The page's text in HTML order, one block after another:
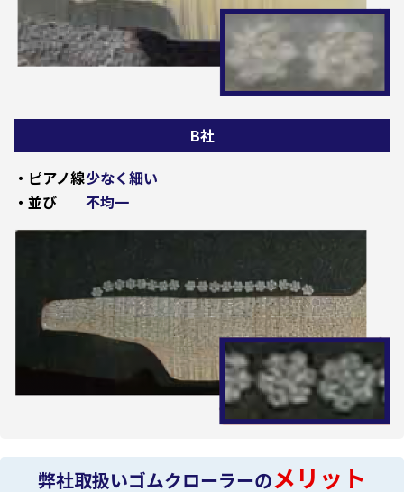
B社
・ピアノ線少なく細い
・並び
不均一
弊社取扱いゴムクローラーのメリット